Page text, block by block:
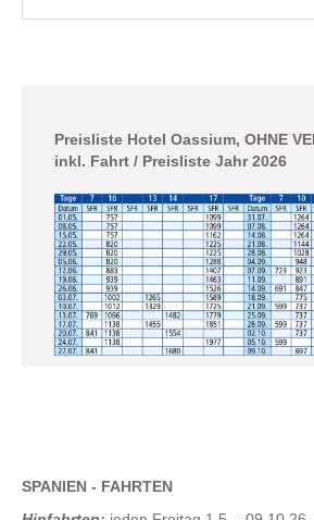
Preisliste Hotel Oassium, OHNE
inkl. Fahrt / Preisliste Jahr 2026
SPANIEN - FAHRTEN